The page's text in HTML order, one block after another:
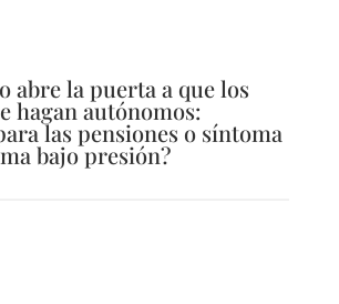
abre la puerta a que los
hagan autónomos:
las pensiones o síntoma
bajo presión?